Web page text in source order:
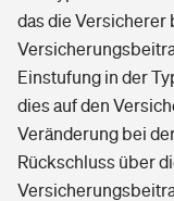
das die Versicherer
Einstufung in der
dies auf den
Veränderung bei
Rückschluss über